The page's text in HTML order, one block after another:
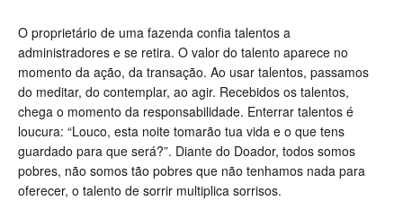
O proprietário de uma fazenda confia talentos a
administradores e se retira. O valor do talento aparece no
momento da ação, da transação. Ao usar talentos, passamos
do meditar, do contemplar, ao agir. Recebidos os talentos,
chega o momento da responsabilidade. Enterrar talentos é
loucura: “Louco, esta noite tomarão tua vida e o que tens
guardado para que será?”. Diante do Doador, todos somos
pobres, não somos tão pobres que não tenhamos nada para
oferecer, o talento de sorrir multiplica sorrisos.